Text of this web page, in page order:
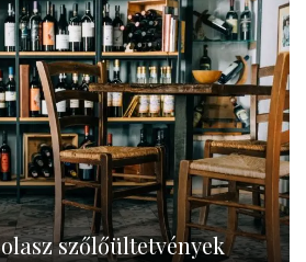
szőlőültetvények